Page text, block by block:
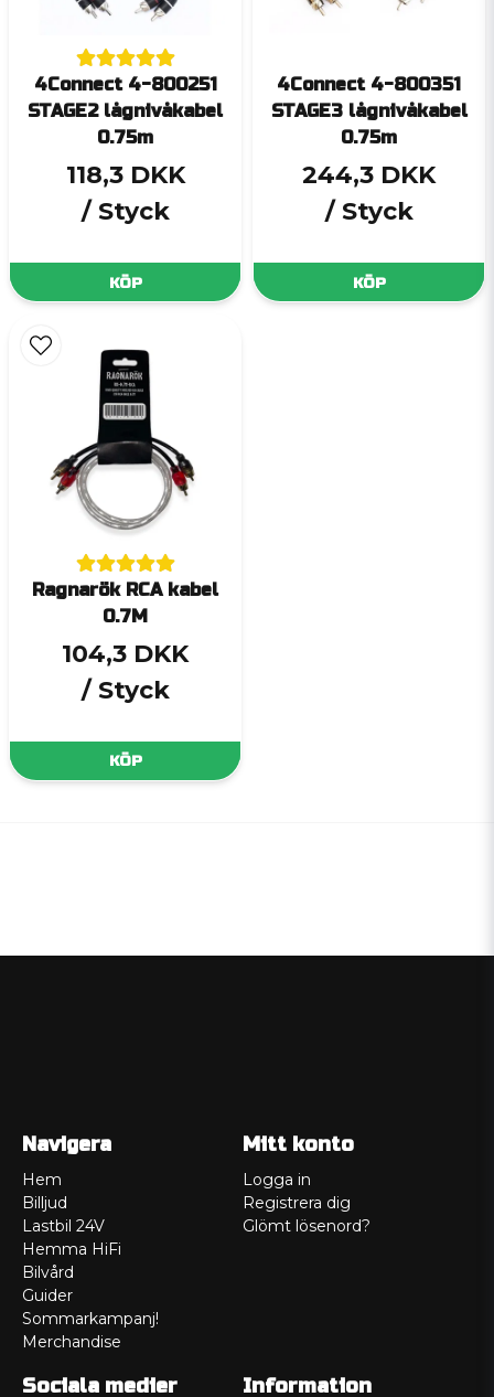
4Connect 4-800251
STAGE2 lågnivåkabel
0.75m
118,3 DKK
/ Styck
KÖP
4Connect 4-800351
STAGE3 lågnivåkabel
0.75m
244,3 DKK
/ Styck
KÖP
Ragnarök RCA kabel
0.7M
104,3 DKK
/ Styck
KÖP
Navigera
Hem
Billjud
Lastbil 24V
Hemma HiFi
Bilvård
Guider
Sommarkampanj!
Merchandise
Mitt konto
Logga in
Registrera dig
Glömt lösenord?
Sociala medier Information